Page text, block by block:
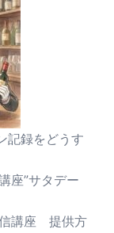
記録をどうす
座”サタデー
信講座 提供方